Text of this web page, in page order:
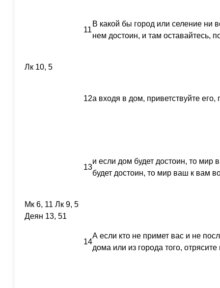
11
В какой бы город или селение ни
нем достоин, и там оставайтесь,
Лк 10, 5
12а входя в дом, приветствуйте
13
и если дом будет достоин, то мир
будет достоин, то мир ваш к вам
Мк 6, 11 Лк 9, 5
Деян 13, 51
14
А если кто не примет вас и не
дома или из города того,